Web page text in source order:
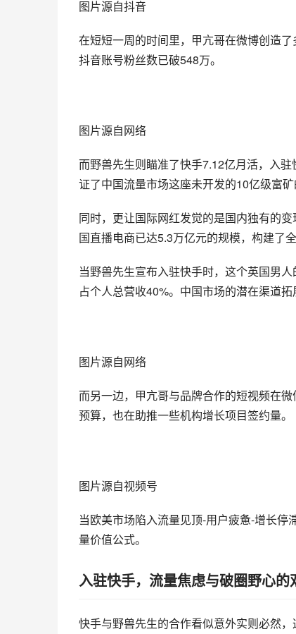
图片源自抖音
在短短一周的时间里，甲亢哥在微博创造
抖音账号粉丝数已破548万。
图片源自网络
而野兽先生则瞄准了快手7.12亿月活，入
证了中国流量市场这座未开发的10亿级富矿
同时，更让国际网红发觉的是国内独有的
国直播电商已达5.3万亿元的规模，构建了
当野兽先生宣布入驻快手时，这个英国男
占个人总营收40%。中国市场的潜在渠道
图片源自网络
而另一边，甲亢哥与品牌合作的短视频在
预算，也在助推一些机构增长项目签约量。
图片源自视频号
当欧美市场陷入流量见顶-用户疲惫-增长
量价值公式。
入驻快手，流量焦虑与破圈野心的
快手与野兽先生的合作看似意外实则必然